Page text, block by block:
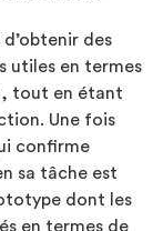
des
utiles en termes
tout en étant
Une fois
confirme
sa tâche est
dont les
en termes de